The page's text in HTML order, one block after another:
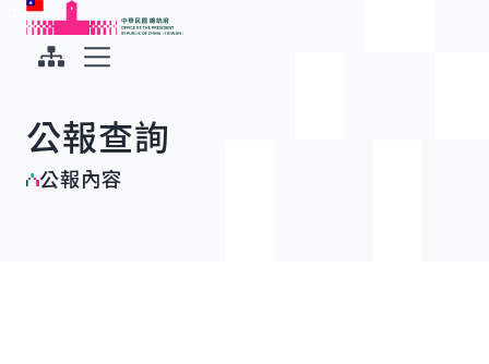
跳到主要內容
中華民國總統府
公報查詢
公報內容